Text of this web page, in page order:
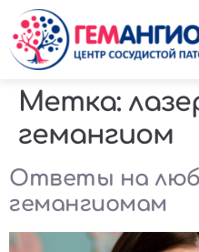
Метка:
гемангиом
Ответы на
гемангиомам